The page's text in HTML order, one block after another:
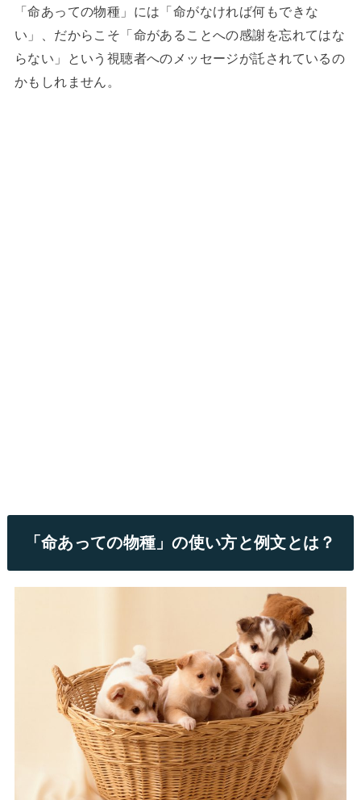
「命あっての物種」には「命がなければ何もできな
い」、だからこそ「命があることへの感謝を忘れてはな
らない」という視聴者へのメッセージが託されているの
かもしれません。
「命あっての物種」の使い方と例文とは？